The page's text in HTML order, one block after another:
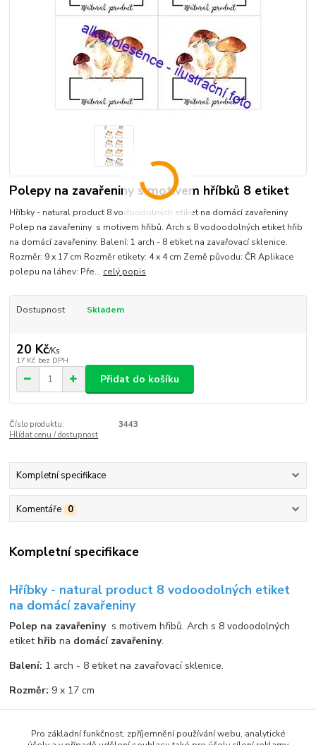
Polepy na zavařeniny s motivem hříbků 8 etiket
Hříbky - natural product 8 vodoodolných etiket na domácí zavařeniny
Polep na zavařeniny s motivem hřibů. Arch s 8 vodoodolných etiket hřib
na domácí zavařeniny. Balení: 1 arch - 8 etiket na zavařovací sklenice.
Rozměr: 9 x 17 cm Rozměr etikety: 4 x 4 cm Země původu: ČR Aplikace
polepu na láhev: Pře... celý popis
Dostupnost Skladem
20 Kč/Ks
17 Kč bez DPH
Přidat do košíku
Číslo produktu:
3443
Hlídat cenu / dostupnost
Kompletní specifikace
Komentáře 0
Kompletní specifikace
Hříbky - natural product 8 vodoodolných etiket
na domácí zavařeniny
Polep na zavařeniny s motivem hřibů. Arch s 8 vodoodolných
etiket hřibna domácí zavařeniny.
Balení: 1 arch - 8 etiket na zavařovací sklenice.
Rozměr: 9 x 17 cm
Země původu:ČR
Pro základní funkčnost, zpříjemnění používání webu, analytické